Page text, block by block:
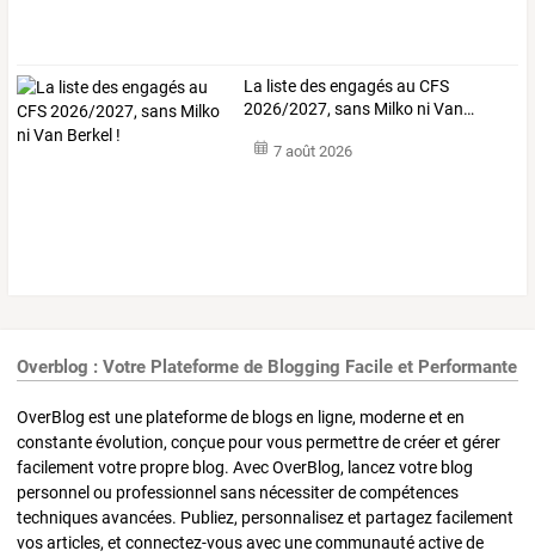
La listedesengagésau CFS
2026/2027, sans Milko niVan…
7 août 2026
Overblog : Votre Plateforme de Blogging Facile et Performante
OverBlog est une plateforme de blogs en ligne, moderne et en
constante évolution, conçue pour vous permettre de créer et gérer
facilement votre propre blog. Avec OverBlog, lancez votre blog
personnel ou professionnel sans nécessiter de compétences
techniques avancées. Publiez, personnalisez et partagez facilement
vos articles, et connectez-vous avec une communauté active de